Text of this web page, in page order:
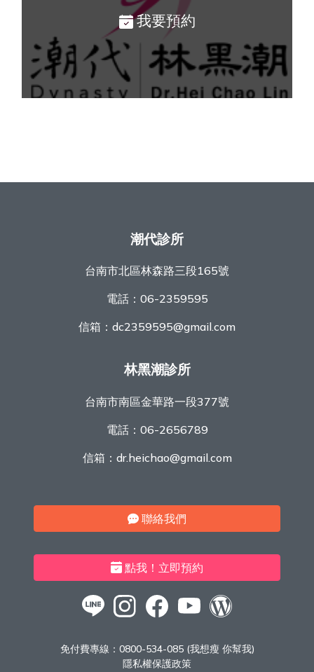
我要預約
潮代診所
台南市北區林森路三段165號
電話： 06-2359595
信箱： dc2359595@gmail.com
林黑潮診所
台南市南區金華路一段377號
電話： 06-2656789
信箱： dr.heichao@gmail.com
聯絡我們
點我！立即預約
免付費專線： 0800-534-085 (我想瘦 你幫我)
隱私權保護政策